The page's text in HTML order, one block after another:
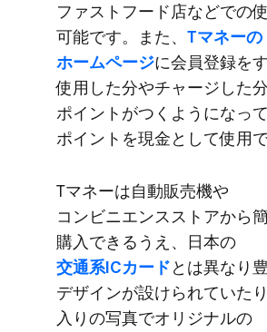
ファストフード店などでの​
可能です。​また、 ​Tマネーの​
ホームページに​会員登録を​す
使用した​分や​チャージした​
ポイントが​つくようになっ
ポイントを​現金と​して​使用で
Tマネーは​自動販売機や​
コンビニエンスストアから​
購入できるうえ、​日本の
交通系ICカードとは​異なり
デザインが​設けられていた
入りの​写真で​オリジナルの​